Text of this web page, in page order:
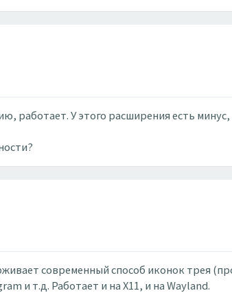
работает. У этого расширения есть
современный способ иконок трея
и т.д. Работает и на X11, и на Wayland.